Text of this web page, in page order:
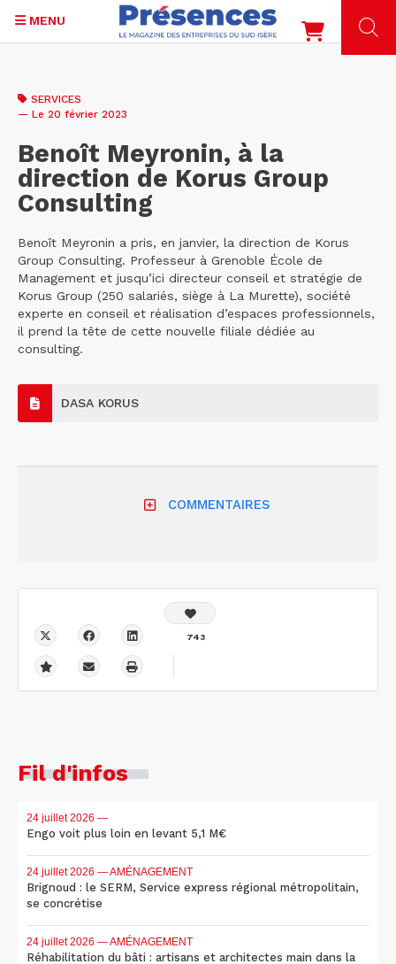
contenu
MENU
SERVICES
— Le 20 février 2023
Benoît Meyronin, à la
direction de Korus Group
Consulting
Benoît Meyronin a pris, en janvier, la direction de Korus
Group Consulting. Professeur à Grenoble École de
Management et jusqu’ici directeur conseil et stratégie de
Korus Group (250 salariés, siège à La Murette), société
experte en conseil et réalisation d’espaces professionnels,
il prend la tête de cette nouvelle filiale dédiée au
consulting.
DASA KORUS
COMMENTAIRES
743
Fil d'infos
24 juillet 2026 —
Engo voit plus loin en levant 5,1 M€
24 juillet 2026 — AMÉNAGEMENT
Brignoud : le SERM, Service express régional métropolitain,
se concrétise
24 juillet 2026 — AMÉNAGEMENT
Réhabilitation du bâti : artisans et architectes main dans la